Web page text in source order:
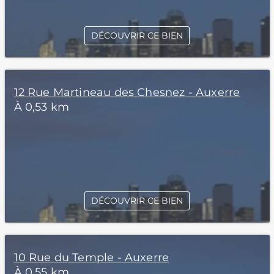
DÉCOUVRIR CE BIEN
12 Rue Martineau des Chesnez - Auxerre
À 0,53 km
DÉCOUVRIR CE BIEN
10 Rue du Temple - Auxerre